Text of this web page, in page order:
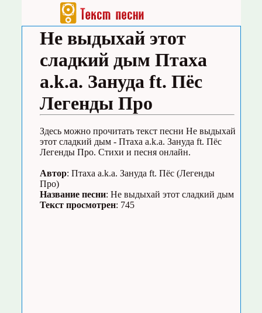
Не выдыхай этот
сладкий дым Птаха
a.k.a. Зануда ft. Пёс
Легенды Про
Здесь можно прочитать текст песни Не выдыхай
этот сладкий дым - Птаха a.k.a. Зануда ft. Пёс
Легенды Про. Стихи и песня онлайн.
Автор: Птаха a.k.a. Зануда ft. Пёс (Легенды
Про)
Название песни: Не выдыхай этот сладкий дым
Текст просмотрен: 745